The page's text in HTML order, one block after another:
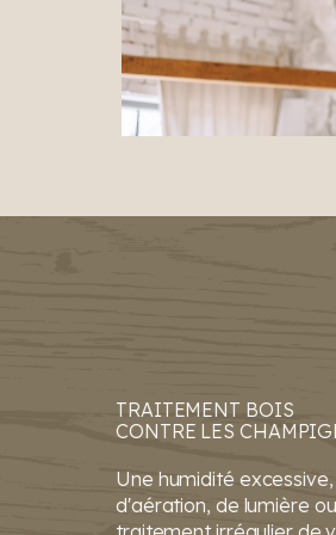
TRAITEMENT BOIS
CONTRE LES
Une humidité
d'aération, de lumière